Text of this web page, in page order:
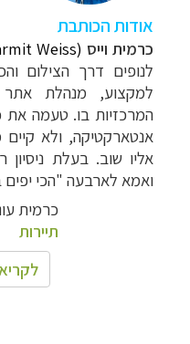
אודות הכותבת
כרמית וייס (Carmit Weiss)
לנופים דרך הצילום
למקצוע, מנהלת אתר
המרכזיות בו. טעמה את
אנטארקטיקה, ולא
אליו שוב. בעלת ניסיון
ואמא לארבעה "הכי יפים
כרמית
תיירות